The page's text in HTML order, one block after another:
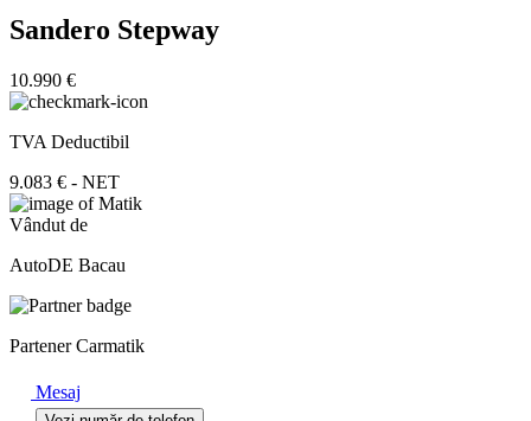
Sandero Stepway
10.990 €
TVA Deductibil
9.083 € - NET
Vândut de
AutoDE Bacau
Partener Carmatik
Mesaj